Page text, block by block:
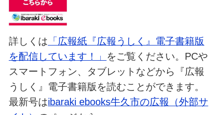
詳しくは 「広報紙『広報うしく』電子書籍版
を配信しています！」 をご覧ください。PCや
スマートフォン、タブレットなどから『広報
うしく』電子書籍版を読むことができます。
最新号はibaraki ebooks牛久市の広報（外部サ